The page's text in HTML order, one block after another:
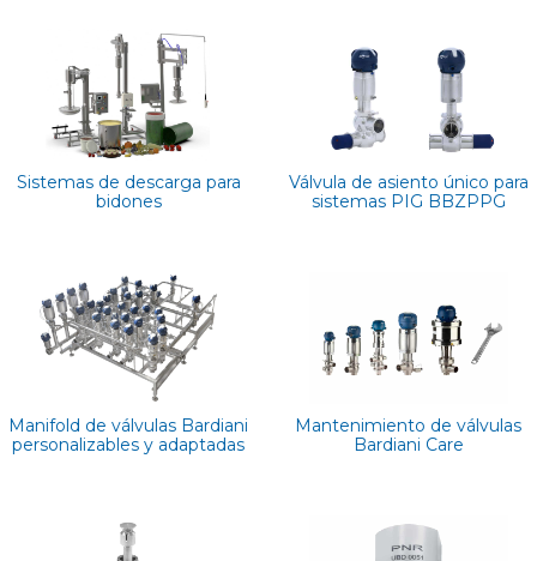
Sistemas de descarga para
bidones
Válvula de asiento único para
sistemas PIG BBZPPG
Manifold de válvulas Bardiani
personalizables y adaptadas
Mantenimiento de válvulas
Bardiani Care